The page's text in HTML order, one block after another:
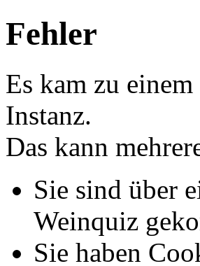
Fehler
Es kam zu
Instanz.
Das kann
Sie sind über
Weinquiz
Sie haben